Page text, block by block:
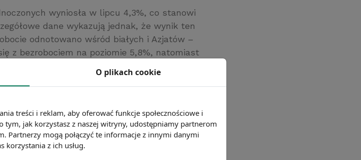
wyniosła w lipcu 4,3%, co stanowi
dane wykazują jednak, że wynik ten
odnotowano wśród białych i Azjatów –
z bezrobociem na poziomie 5,8%, natomiast
O plikach cookie
treści i reklam, aby oferować funkcje społecznościowe i
jak korzystasz z naszej witryny, udostępniamy partnerom
Partnerzy mogą połączyć te informacje z innymi danymi
korzystania z ich usług.